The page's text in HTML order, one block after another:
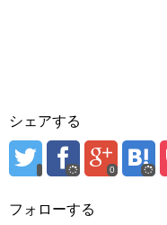
シェアする
0
フォローする